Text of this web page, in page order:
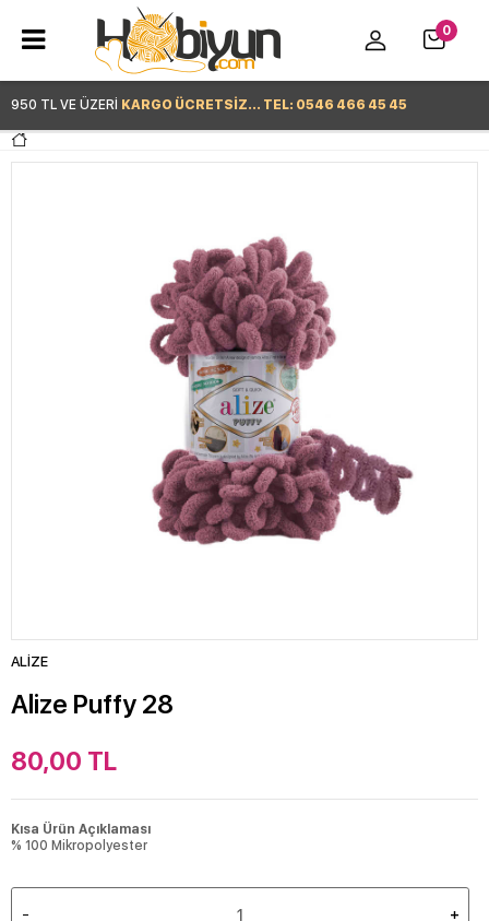
950 TL VE ÜZERİ KARGO ÜCRETSİZ... TEL: 0546 466 45 45
0
ALİZE
Alize Puffy 28
80,00 TL
Kısa Ürün Açıklaması
% 100 Mikropolyester